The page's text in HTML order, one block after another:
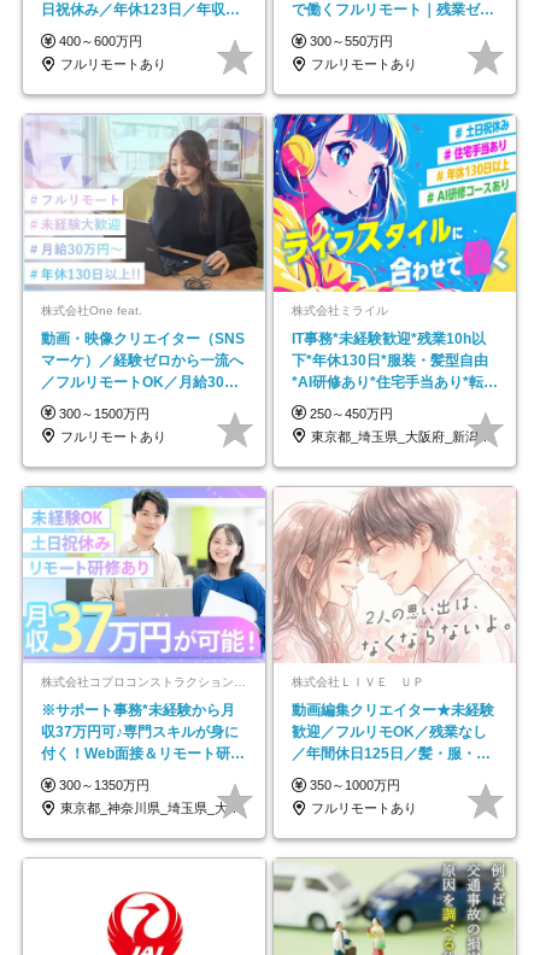
日祝休み／年休123日／年収
600万円可
400～600万円
フルリモートあり
で働くフルリモート｜残業ゼロ
で18時退勤◎
300～550万円
フルリモートあり
株式会社One feat.
動画・映像クリエイター（SNS
マーケ）／経験ゼロから一流へ
／フルリモートOK／月給30万
円～／年休130日以上
300～1500万円
フルリモートあり
株式会社ミライル
IT事務*未経験歓迎*残業10h以
下*年休130日*服装・髪型自由
*AI研修あり*住宅手当あり*転勤
なし
250～450万円
東京都_埼玉県_大阪府_新潟県_福岡県
※サポート事務*未経験から月
収37万円可♪専門スキルが身に
付く！Web面接＆リモート研修
も充実♪/a
300～1350万円
東京都_神奈川県_埼玉県_大阪府_愛知県…
株式会社ＬＩＶＥ ＵＰ
動画編集クリエイター★未経験
歓迎／フルリモOK／残業なし
／年間休日125日／髪・服・ネ
イル自由／研修充実で安心
350～1000万円
フルリモートあり